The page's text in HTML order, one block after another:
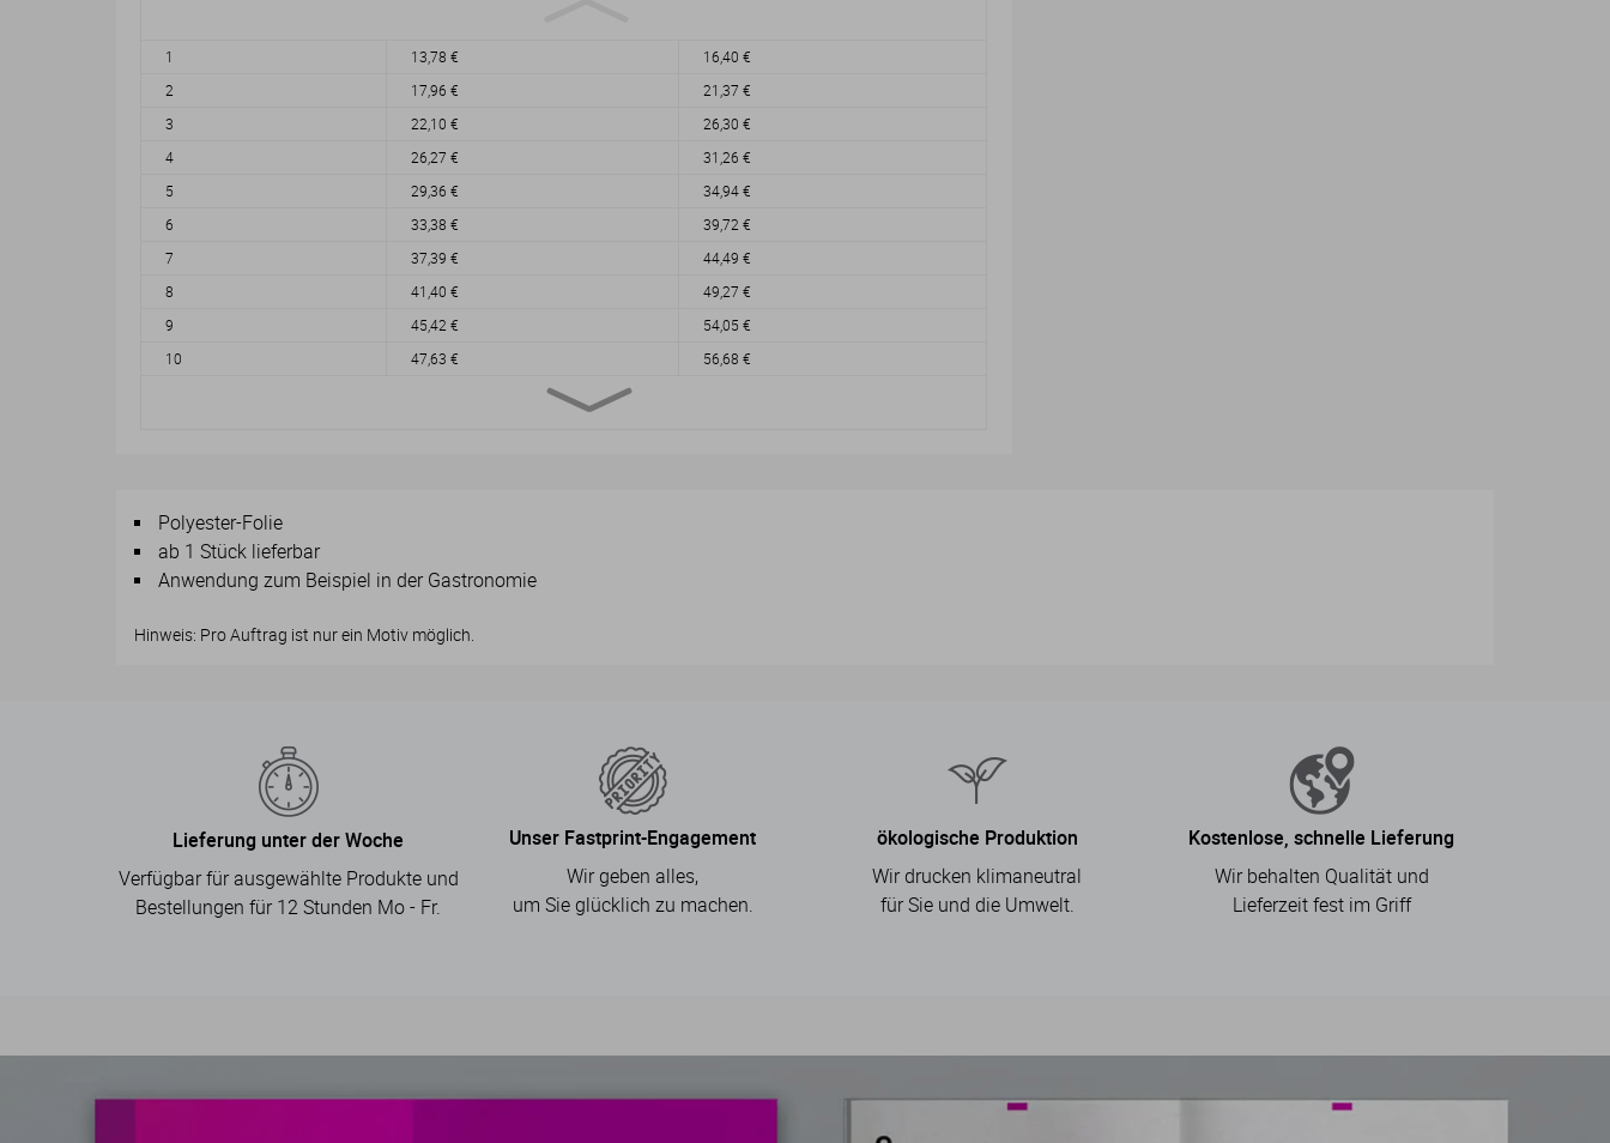
1 13,78 €
16,40 €
2
17,96 €
21,37 €
3
22,10 €
26,30 €
4
26,27 €
31,26 €
5
29,36 €
34,94 €
6
33,38 €
39,72 €
7
37,39 €
44,49 €
8
41,40 €
49,27 €
9
45,42 €
54,05 €
10
47,63 € 56,68 €
Polyester-Folie
ab 1 Stück lieferbar
Anwendung zum Beispiel in der Gastronomie
Hinweis: Pro Auftrag ist nur ein Motiv möglich.
Lieferung unter der Woche
Verfügbar für ausgewählte Produkte und
Bestellungen für 12 Stunden Mo - Fr.
Unser Fastprint-Engagement
Wir geben alles,
um Sie glücklich zu machen.
ökologische Produktion
Wir drucken klimaneutral
für Sie und die Umwelt.
Kostenlose, schnelle Lieferung
Wir behalten Qualität und
Lieferzeit fest im Griff